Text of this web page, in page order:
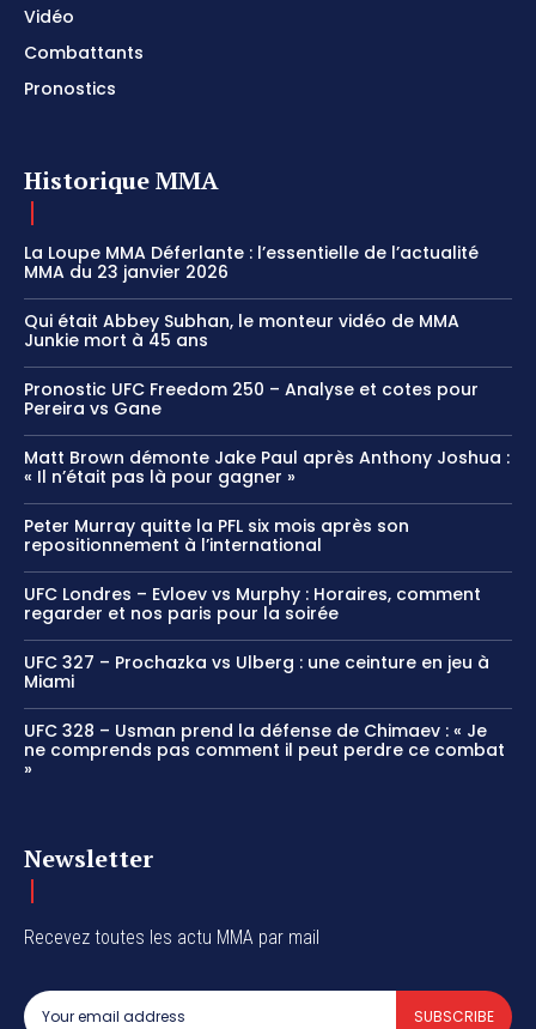
Vidéo
Combattants
Pronostics
Historique MMA
La Loupe MMA Déferlante : l’essentielle de l’actualité
MMA du 23 janvier 2026
Qui était Abbey Subhan, le monteur vidéo de MMA
Junkie mort à 45 ans
Pronostic UFC Freedom 250 – Analyse et cotes pour
Pereira vs Gane
Matt Brown démonte Jake Paul après Anthony Joshua :
« Il n’était pas là pour gagner »
Peter Murray quitte la PFL six mois après son
repositionnement à l’international
UFC Londres – Evloev vs Murphy : Horaires, comment
regarder et nos paris pour la soirée
UFC 327 – Prochazka vs Ulberg : une ceinture en jeu à
Miami
UFC 328 – Usman prend la défense de Chimaev : « Je
ne comprends pas comment il peut perdre ce combat
»
Newsletter
Recevez toutes les actu MMA par mail
SUBSCRIBE